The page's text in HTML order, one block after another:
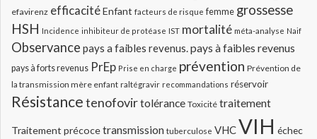
efavirenz efficacitéEnfant facteurs de risque femme grossesse
HSH Incidence inhibiteur de protéase IST mortalité méta-analyse Naif
Observance pays a faibles revenus.pays à faibles revenus
pays à forts revenus PrEp Prise en charge prévention Prévention de
la transmission mère enfant raltégravir recommandations réservoir
Résistancetenofovirtolérance Toxicité traitement
Traitement précocetransmission tuberculose VHCVIH échec